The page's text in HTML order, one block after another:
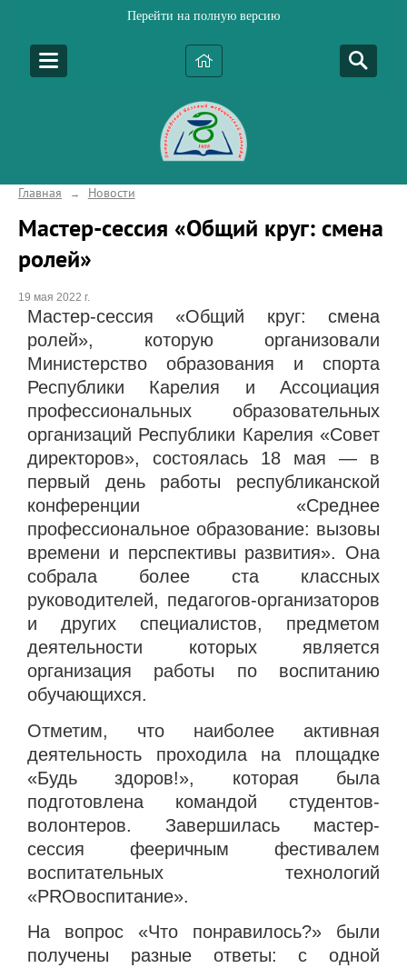
Перейти на полную версию
Главная → Новости
Мастер-сессия «Общий круг: смена
ролей»
19 мая 2022 г.
Мастер-сессия «Общий круг: смена
ролей», которую организовали
Министерство образования и спорта
Республики Карелия и Ассоциация
профессиональных образовательных
организаций Республики Карелия «Совет
директоров», состоялась 18 мая — в
первый день работы республиканской
конференции «Среднее
профессиональное образование: вызовы
времени и перспективы развития». Она
собрала более ста классных
руководителей, педагогов-организаторов
и других специалистов, предметом
деятельности которых является
организация работы по воспитанию
обучающихся.
Отметим, что наиболее активная
деятельность проходила на площадке
«Будь здоров!», которая была
подготовлена командой студентов-
волонтеров. Завершилась мастер-
сессия фееричным фестивалем
воспитательных технологий
«PROвоспитание».
На вопрос «Что понравилось?» были
получены разные ответы: с одной